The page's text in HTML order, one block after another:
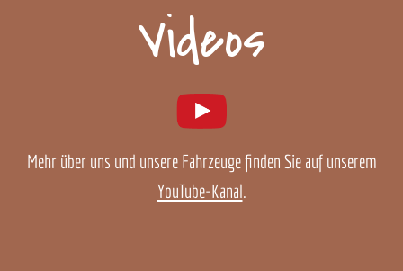
Videos
Mehr über uns und unsere Fahrzeuge finden Sie auf unserem
YouTube-Kanal